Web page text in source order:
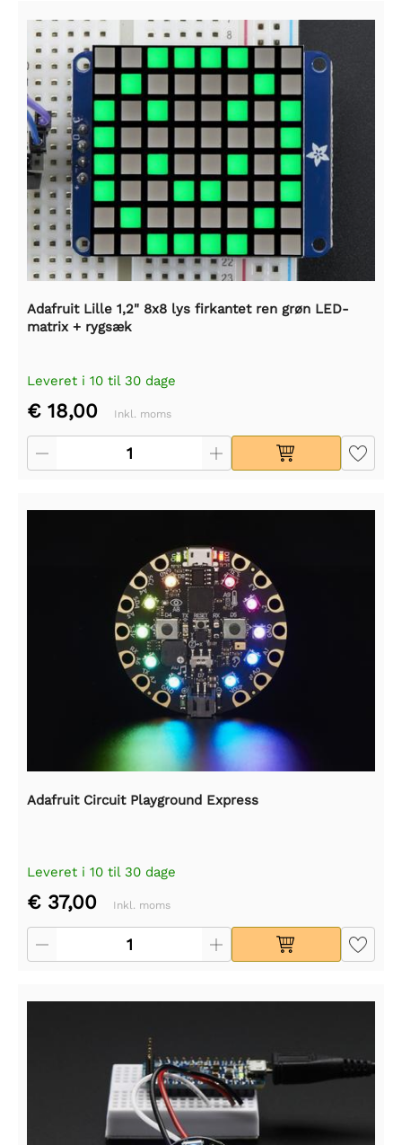
Adafruit Lille 1,2" 8x8 lys firkantet ren grøn LED-
matrix + rygsæk
Leveret i 10 til 30 dage
€ 18,00 Inkl. moms
Adafruit Circuit Playground Express
Leveret i 10 til 30 dage
€ 37,00 Inkl. moms